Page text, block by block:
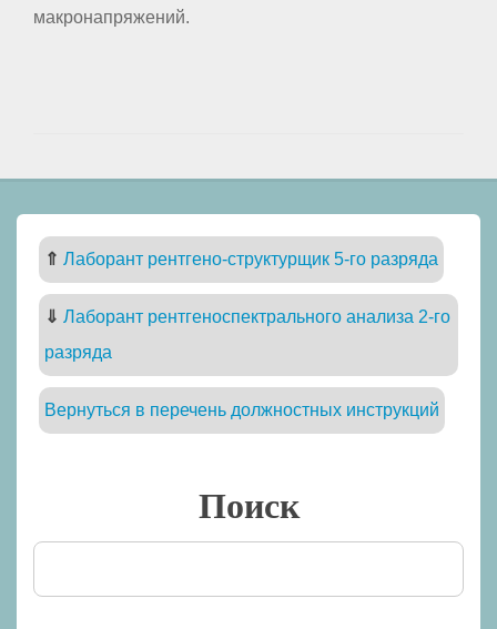
макронапряжений.
⇑ Лаборант рентгено-структурщик 5-го разряда
⇓ Лаборант рентгеноспектрального анализа 2-го
разряда
Вернуться в перечень должностных инструкций
Поиск